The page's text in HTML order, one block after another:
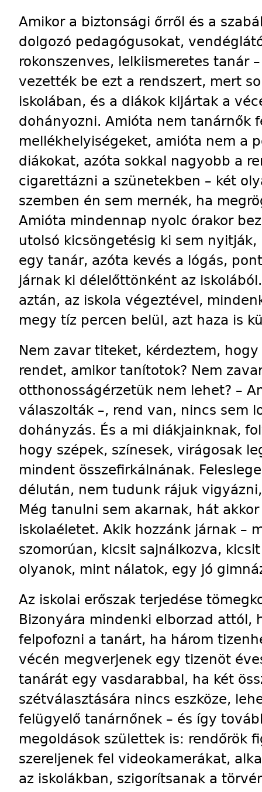
Amikor a biztonsági őrről és a
dolgozó pedagógusokat,
rokonszenves, lelkiismeretes tanár
vezették be ezt a rendszert, mert
iskolában, és a diákok kijártak a
dohányozni. Amióta nem tanárnők
mellékhelyiségeket, amióta nem a
diákokat, azóta sokkal nagyobb a
cigarettázni a szünetekben – két
szemben én sem mernék, ha
Amióta mindennap nyolc órakor
utolsó kicsöngetésig ki sem
egy tanár, azóta kevés a lógás,
járnak ki délelőttönként az
aztán, az iskola végeztével,
megy tíz percen belül, azt haza is
Nem zavar titeket, kérdeztem,
rendet, amikor tanítotok? Nem
otthonosságérzetük nem lehet? –
válaszolták –, rend van, nincs sem
dohányzás. És a mi diákjainknak,
hogy szépek, színesek, virágosak
mindent összefirkálnának.
délután, nem tudunk rájuk
Még tanulni sem akarnak, hát
iskolaéletet. Akik hozzánk járnak –
szomorúan, kicsit sajnálkozva,
olyanok, mint nálatok, egy jó
Az iskolai erőszak terjedése
Bizonyára mindenki elborzad attól,
felpofozni a tanárt, ha három
vécén megverjenek egy tizenöt
tanárát egy vasdarabbal, ha két
szétválasztására nincs eszköze,
felügyelő tanárnőnek – és így
megoldások születtek is: rendőrök
szereljenek fel videokamerákat,
az iskolákban, szigorítsanak a